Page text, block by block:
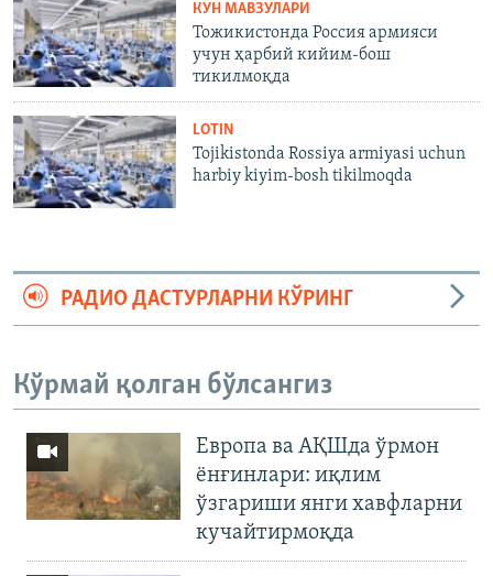
КУН МАВЗУЛАРИ
Тожикистонда Россия армияси
учун ҳарбий кийим-бош
тикилмоқда
LOTIN
Tojikistonda Rossiya armiyasi uchun
harbiy kiyim-bosh tikilmoqda
РАДИО ДАСТУРЛАРНИ КЎРИНГ
Кўрмай қолган бўлсангиз
Европа ва АҚШда ўрмон
ёнғинлари: иқлим
ўзгариши янги хавфларни
кучайтирмоқда